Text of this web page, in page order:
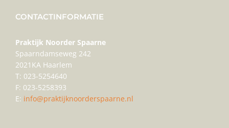
CONTACTINFORMATIE
Praktijk Noorder Spaarne
Spaarndamseweg 242
2021KA Haarlem
T: 023-5254640
F: 023-5258393
E: info@praktijknoorderspaarne.nl